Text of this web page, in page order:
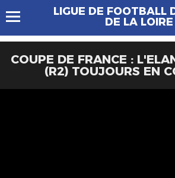
LIGUE DE FOOTBALL
DE LA LOIRE
COUPE DE FRANCE :
(R2) TOUJOURS EN